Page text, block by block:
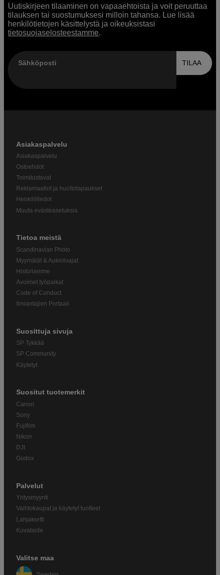
Uutiskirjeen tilaaminen on vapaaehtoista ja voit peruuttaa
tilauksen tai suostumuksesi milloin tahansa. Lue lisää
henkilötietojen käsittelystä ja oikeuksistasi
tietosuojaselosteestamme.
Sähköposti TILAA
Asiakaspalvelu
Asiakaspalvelu
Ostoehdot
Toimitustavat
Reklamaatiot ja huoltotapaukset
Henkilötiedot
Muuta evästeasetuksia
Tietoa meistä
Scandinavian Photo
Myymälät & Aukioloajat
Historiamme
Avoimet työpaikat
Code of Conduct
Ilmiantajien Portaali
Suosittuja sivuja
SP Tykkää
SP Community
Käytetyt
Suositut tuotemerkit
Canon
Sony
Fujifilm
Nikon
DJI
Godox
Palvelut
Yritysmyynti
Vaihtokaupat ja käytetyt tuotteet
Lahjakortti
Kuvataide
Valitse maa